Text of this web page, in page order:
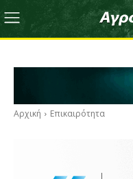
Αρχική Επικαιρότητα